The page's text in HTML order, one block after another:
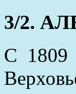
3/2.
С 1809